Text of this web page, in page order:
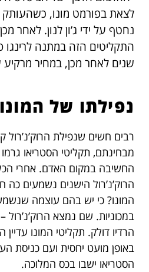
לצאת בפורמט מונו,
נחטף על ידי ג’ון לנון. לאחר
התקליטים הזה במתנה
שנים לאחר מכן, במחיר
נפילתו של המונו
מבחינתם, תקליטי הסטריאו
החשיבה במקום האדם. אחרי
הרוק’נ’רול הישנים נשמעים כה
המונו? כי יש בהם עוצמה
במכוניות. שם נמצא
באופן מועט יחסית ועם כניסת
הסטריאו ישבו בכס המלוכה.